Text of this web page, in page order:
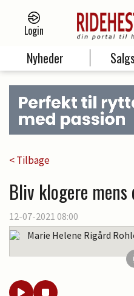
Login
Nyheder
< Tilbage
Bliv klogere mens
12-07-2021 08:00
Marie Helene Rigård